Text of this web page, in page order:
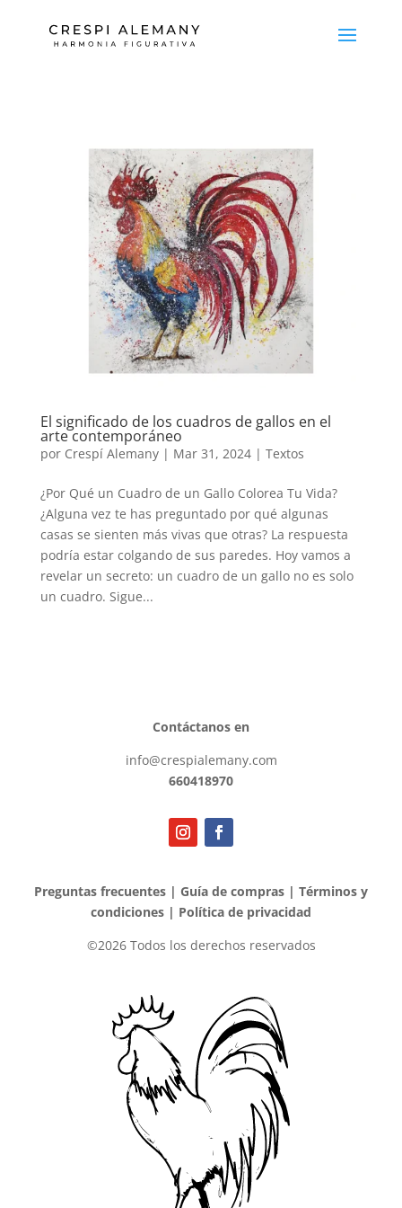
El significado de los cuadros de gallos en el
arte contemporáneo
por Crespí Alemany| Mar 31, 2024| Textos
¿Por Qué un Cuadro de un Gallo Colorea Tu Vida?
¿Alguna vez te has preguntado por qué algunas
casas se sienten más vivas que otras? La respuesta
podría estar colgando de sus paredes. Hoy vamos a
revelar un secreto: un cuadro de un gallo no es solo
un cuadro. Sigue...
Contáctanos en
info@crespialemany.com
660418970
Preguntas frecuentes | Guía de compras | Términos y
condiciones | Política de privacidad
©2026 Todos los derechos reservados